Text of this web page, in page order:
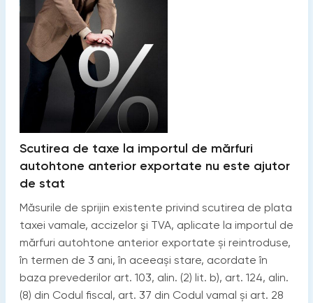
Scutirea de taxe la importul de mărfuri
autohtone anterior exportate nu este ajutor
de stat
Măsurile de sprijin existente privind scutirea de plata
taxei vamale, accizelor şi TVA, aplicate la importul de
mărfuri autohtone anterior exportate și reintroduse,
în termen de 3 ani, în aceeași stare, acordate în
baza prevederilor art. 103, alin. (2) lit. b), art. 124, alin.
(8) din Codul fiscal, art. 37 din Codul vamal și art. 28